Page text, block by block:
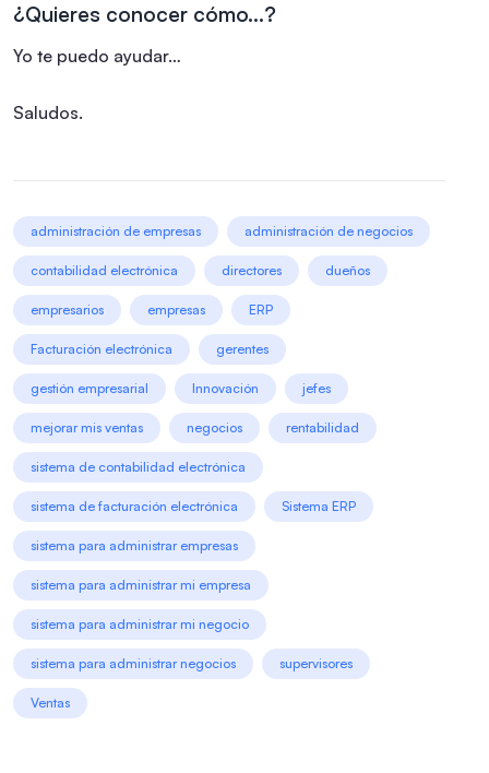
¿Quieres conocer cómo…?
Yo te puedo ayudar…
Saludos.
administración de empresas administración de negocios
contabilidad electrónica directores dueños
empresarios empresas ERP
Facturación electrónica gerentes
gestión empresarial Innovación jefes
mejorar mis ventas negocios rentabilidad
sistema de contabilidad electrónica
sistema de facturación electrónica Sistema ERP
sistema para administrar empresas
sistema para administrar mi empresa
sistema para administrar mi negocio
sistema para administrar negocios supervisores
Ventas